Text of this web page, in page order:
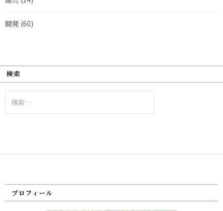
開発 (60)
検索
索:
プロフィール